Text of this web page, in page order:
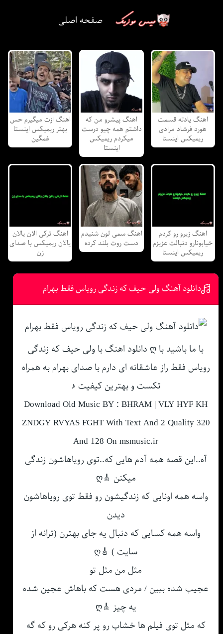
صفحه اصلی
اهنگ یادته قسمت
هورد فرشاد مرادی
ریمیکس اینستا
اهنگ پیشرو من که
داشتم همه چیو درست
میکردم ریمیکس
اینستا
اهنگ ازت میگیرم حس
بهتر ریمیکس اینستا
غمگین
اهنگ زیرو رو کردم
خیابونارو دنبالت عزیزم
ریمیکس اینستا
اهنگ سمی لون شنیدم
دست روت بلند کرده
اهنگ ترکی الان یالان
یالان ریمیکس با صدای
زن
دانلود آهنگ ولی حیف که زندگی رویاس فقط بهرام
با ما باشید با ღ دانلود اهنگ با ولی حیف که زندگی
رویاس فقط راز عاشقانه ای دارم با صدای بهرام به همراه
تکست و بهترین کیفیت ♪
Download Old Music BY : BHRAM | VLY HYF KH
ZNDGY RVYAS FGHT With Text And 2 Quality 320
And 128 On msmusic.ir
آه..این قصه همه آدم هایی که..توی رویاهاشون زندگی
میکنن 🎸ღ
واسه همه اونایی که زندگیشون رو فقط توی رویاهاشون
دیدن
واسه همه کسایی که دنبال یه جای بهترن (ترانه از
سایت ) 🎸ღ
مثل من مثل تو
عجیب شده ببین / مردی هست که باهاش عجین شده
یه چیز 🎸ღ
که مثل توی فیلم ها خشاب رو پر کنه هرکی رو که گه